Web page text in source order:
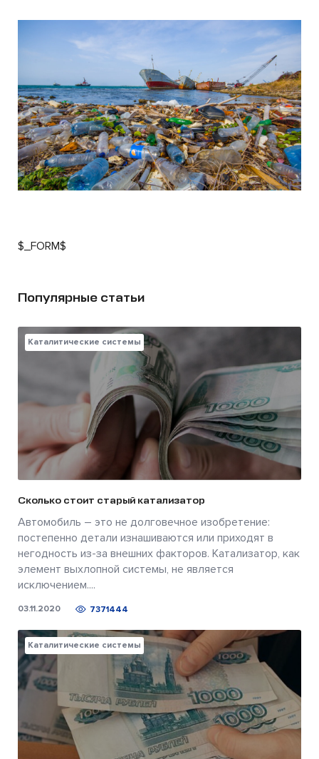
$_FORM$
Популярные статьи
Каталитические системы
Сколько стоит старый катализатор
Автомобиль – это не долговечное изобретение:
постепенно детали изнашиваются или приходят в
негодность из-за внешних факторов. Катализатор, как
элемент выхлопной системы, не является
исключением....
03.11.2020 7371444
Каталитические системы